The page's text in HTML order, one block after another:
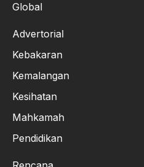
Global
Advertorial
Kebakaran
Kemalangan
Kesihatan
Mahkamah
Pendidikan